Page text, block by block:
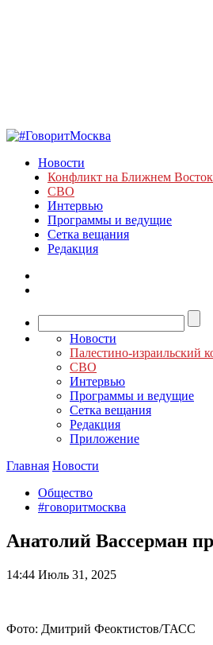
Новости
Конфликт на Ближнем
СВО
Интервью
Программы и ведущие
Сетка вещания
Редакция
Новости
Палестино-израильский
СВО
Интервью
Программы и ведущие
Сетка вещания
Редакция
Приложение
Главная Новости
Общество
#говоритмосква
Анатолий Вассерман
14:44 Июль 31, 2025
Фото: Дмитрий Феоктистов/ТАСС